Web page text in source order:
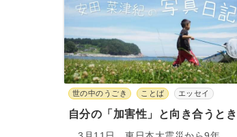
世の中のうごき ことば エッセイ
自分の「加害性」と向き合うとき